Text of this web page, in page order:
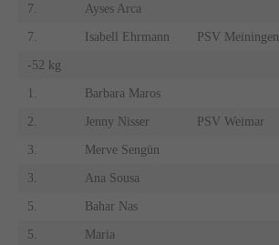
7. Ayses Arca
7. Isabell Ehrmann PSV Meiningen
-52 kg
1. Barbara Maros
2. Jenny Nisser PSV Weimar
3. Merve Sengün
3. Ana Sousa
5. Bahar Nas
5.
Maria